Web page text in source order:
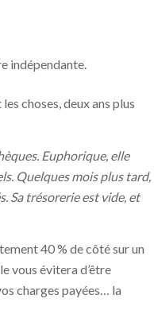
indépendante.
choses, deux ans plus
Euphorique, elle
Quelques mois plus tard,
Sa trésorerie est vide, et
40 % de côté sur un
vous évitera d’être
charges payées… la